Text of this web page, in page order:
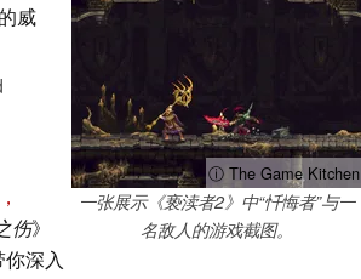
ⓘ The Game Kitchen
一张展示《亵渎者2》中“忏悔者”与一
名敌人的游戏截图。
威
伤》
你深入